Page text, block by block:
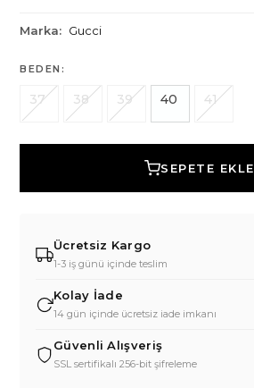
Marka: Gucci
BEDEN:
37 38 39 40 41
SEPETE EKLE
Ücretsiz Kargo
1-3 iş günü içinde teslim
Kolay İade
14 gün içinde ücretsiz iade imkanı
Güvenli Alışveriş
SSL sertifikalı 256-bit şifreleme